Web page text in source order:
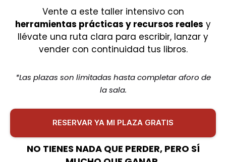
Vente a este taller intensivo con
herramientas prácticas y recursos reales y
llévate una ruta clara para escribir, lanzar y
vender con continuidad tus libros.
*Las plazas son limitadas hasta completar aforo de
la sala.
RESERVAR YA MI PLAZA GRATIS
NO TIENES NADA QUE PERDER, PERO SÍ